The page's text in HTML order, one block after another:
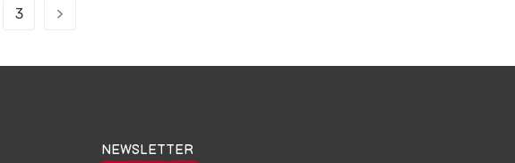
3
NEWSLETTER